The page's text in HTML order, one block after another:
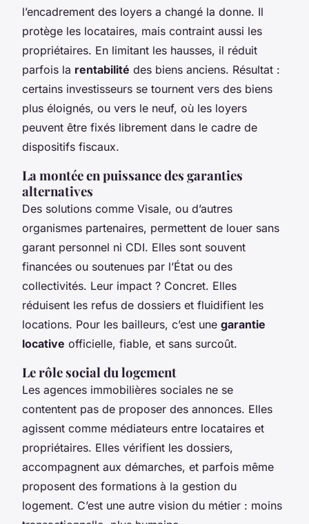
l’encadrement des loyers a changé la donne. Il
protège les locataires, mais contraint aussi les
propriétaires. En limitant les hausses, il réduit
parfois la rentabilité des biens anciens. Résultat :
certains investisseurs se tournent vers des biens
plus éloignés, ou vers le neuf, où les loyers
peuvent être fixés librement dans le cadre de
dispositifs fiscaux.
La montée en puissance des garanties
alternatives
Des solutions comme Visale, ou d’autres
organismes partenaires, permettent de louer sans
garant personnel ni CDI. Elles sont souvent
financées ou soutenues par l’État ou des
collectivités. Leur impact ? Concret. Elles
réduisent les refus de dossiers et fluidifient les
locations. Pour les bailleurs, c’est une garantie
locative officielle, fiable, et sans surcoût.
Le rôle social du logement
Les agences immobilières sociales ne se
contentent pas de proposer des annonces. Elles
agissent comme médiateurs entre locataires et
propriétaires. Elles vérifient les dossiers,
accompagnent aux démarches, et parfois même
proposent des formations à la gestion du
logement. C’est une autre vision du métier : moins